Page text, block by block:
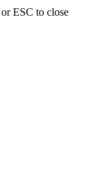
ESC to close